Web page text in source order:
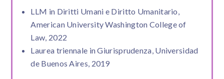
LLM in Diritti Umani e Diritto Umanitario,
American University Washington College of
Law, 2022
Laurea triennale in Giurisprudenza, Universidad
de Buenos Aires, 2019